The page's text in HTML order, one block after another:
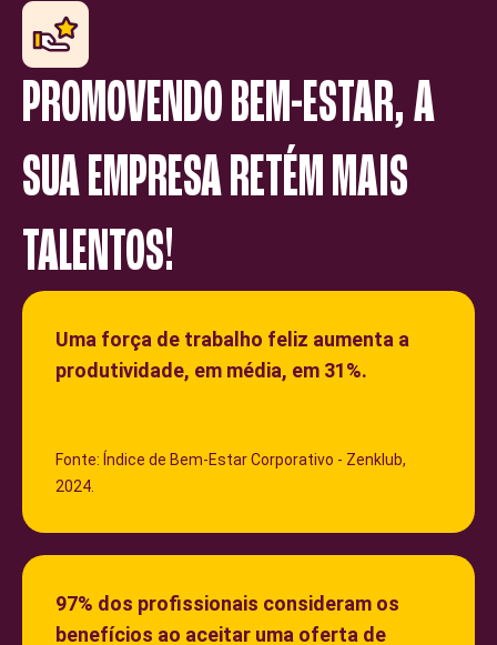
PROMOVENDO BEM-ESTAR, A
SUA EMPRESA RETÉM MAIS
TALENTOS!
Uma força de trabalho feliz aumenta a
produtividade, em média, em 31%.
Fonte: Índice de Bem-Estar Corporativo - Zenklub,
2024.
97% dos profissionais consideram os
benefícios ao aceitar uma oferta de